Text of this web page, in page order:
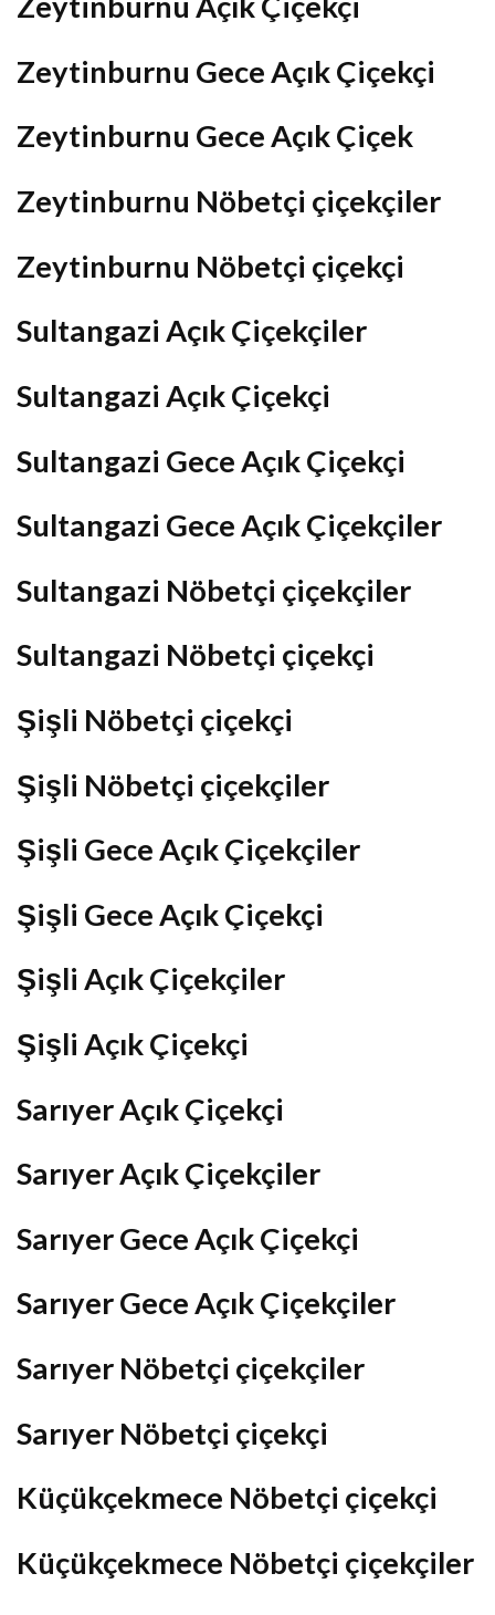
Zeytinburnu Gece Açık Çiçekçi
Zeytinburnu Gece Açık Çiçek
Zeytinburnu Nöbetçi çiçekçiler
Zeytinburnu Nöbetçi çiçekçi
Sultangazi Açık Çiçekçiler
Sultangazi Açık Çiçekçi
Sultangazi Gece Açık Çiçekçi
Sultangazi Gece Açık Çiçekçiler
Sultangazi Nöbetçi çiçekçiler
Sultangazi Nöbetçi çiçekçi
Şişli Nöbetçi çiçekçi
Şişli Nöbetçi çiçekçiler
Şişli Gece Açık Çiçekçiler
Şişli Gece Açık Çiçekçi
Şişli Açık Çiçekçiler
Şişli Açık Çiçekçi
Sarıyer Açık Çiçekçi
Sarıyer Açık Çiçekçiler
Sarıyer Gece Açık Çiçekçi
Sarıyer Gece Açık Çiçekçiler
Sarıyer Nöbetçi çiçekçiler
Sarıyer Nöbetçi çiçekçi
Küçükçekmece Nöbetçi çiçekçi
Küçükçekmece Nöbetçi çiçekçiler